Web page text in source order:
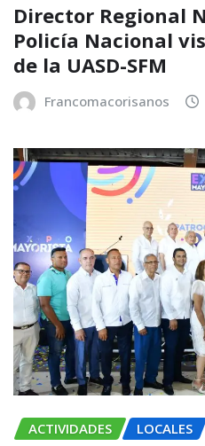
Director Regional
Policía Nacional
de la UASD-SFM
Francomacorisanos
ACTIVIDADES LOCALES